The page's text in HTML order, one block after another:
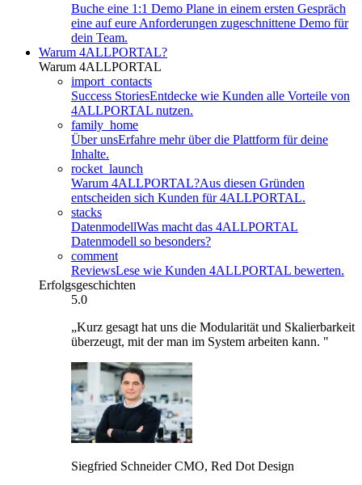
Buche eine 1:1 Demo Plane in einem ersten Gespräch
eine auf eure Anforderungen zugeschnittene Demo für
dein Team.
Warum 4ALLPORTAL?
Warum 4ALLPORTAL
import_contacts
Success StoriesEntdecke wie Kunden alle Vorteile von
4ALLPORTAL nutzen.
family_home
Über unsErfahre mehr über die Plattform für deine
Inhalte.
rocket_launch
Warum 4ALLPORTAL?Aus diesen Gründen
entscheiden sich Kunden für 4ALLPORTAL.
stacks
DatenmodellWas macht das 4ALLPORTAL
Datenmodell so besonders?
comment
ReviewsLese wie Kunden 4ALLPORTAL bewerten.
Erfolgsgeschichten
5.0
„Kurz gesagt hat uns die Modularität und Skalierbarkeit
überzeugt, mit der man im System arbeiten kann. "
Siegfried SchneiderCMO, Red Dot Design